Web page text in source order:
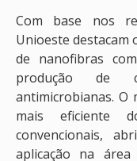
Com base nos
Unioeste destacam
de nanofibras
produção de
antimicrobianas. O
mais eficiente
convencionais,
aplicação na